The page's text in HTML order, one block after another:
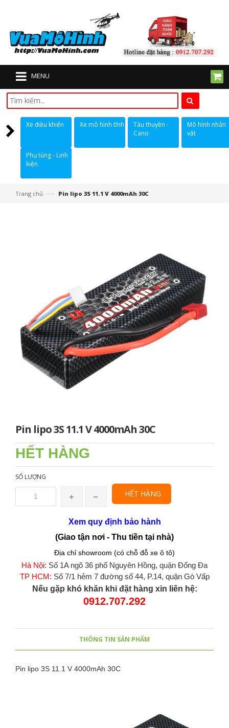
MENU
Xe điều khiển Xe mô hình tĩnh
Tàu thuyền -
Cano
Mô hình nhân
vật
Phụ tùng - Linh
kiện
Trang chủ —› Pin lipo 3S 11.1 V 4000mAh 30C
Pin lipo 3S 11.1 V 4000mAh 30C
HẾT HÀNG
SỐ LƯỢNG
HẾT HÀNG
Xem quy định bảo hành
(Giao tận nơi - Thu tiền tại nhà)
Địa chỉ showroom (có chỗ đỗ xe ô tô)
Hà Nội: Số 1A ngõ 36 phố Nguyên Hồng, quận Đống Đa
TP HCM : Số 7/1 hẻm 7 đường số 44, P.14, quận Gò Vấp
Nếu gặp khó khăn khi đặt hàng xin liên hệ:
0912.707.292
THÔNG TIN SẢN PHẨM
Pin lipo 3S 11.1 V 4000mAh 30C